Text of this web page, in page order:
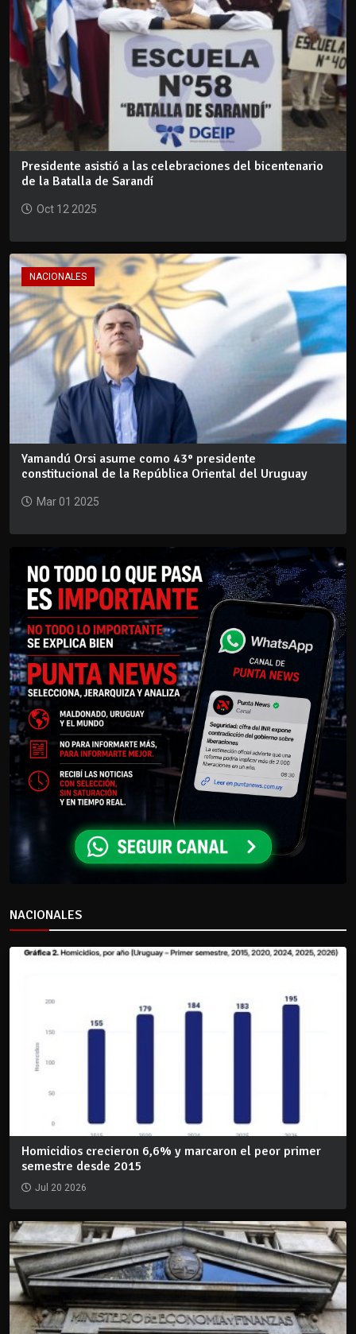
Presidente asistió a las celebraciones del bicentenario
de la Batalla de Sarandí
Oct 12 2025
NACIONALES
Yamandú Orsi asume como 43° presidente
constitucional de la República Oriental del Uruguay
Mar 01 2025
NACIONALES
Homicidios crecieron 6,6% y marcaron el peor primer
semestre desde 2015
Jul 20 2026